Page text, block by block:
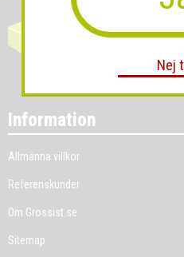
Information
Allmänna villkor
Referenskunder
Om Grossist.se
Sitemap
Nej